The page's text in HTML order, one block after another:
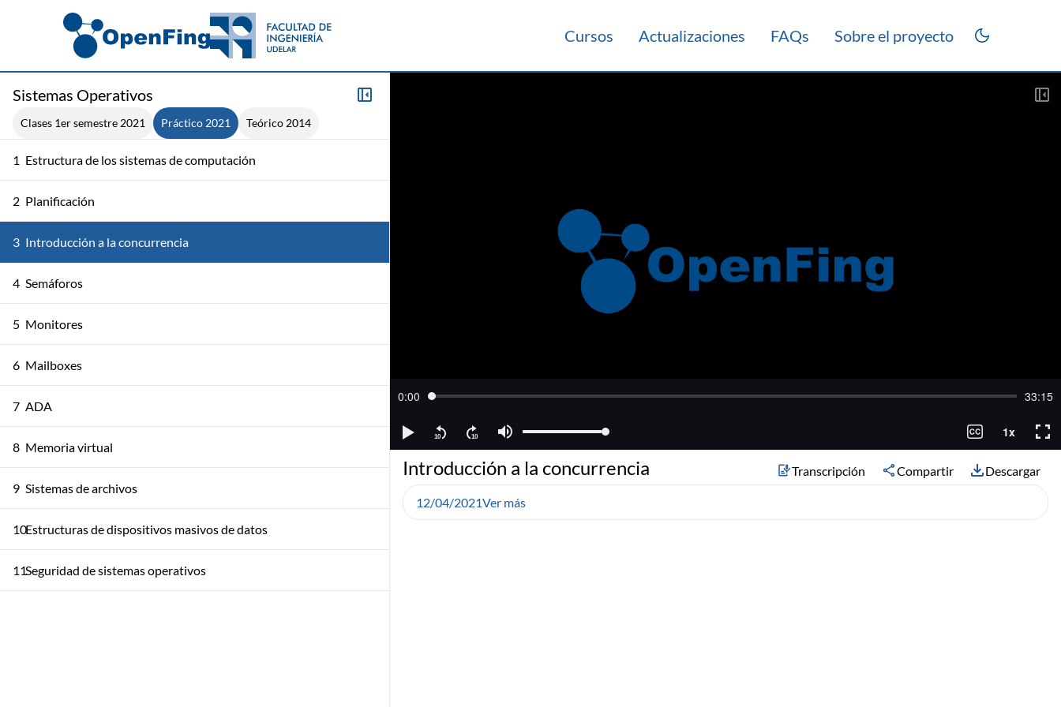
Cursos Actualizaciones FAQs Sobre el proyecto
Sistemas Operativos
Clases 1er semestre 2021 Práctico 2021 Teórico 2014
1 Estructura de los sistemas de computación
2 Planificación
3 Introducción a la concurrencia
4 Semáforos
5 Monitores
6 Mailboxes
7 ADA
8 Memoria virtual
9 Sistemas de archivos
10Estructuras de dispositivos masivos de datos
11Seguridad de sistemas operativos
Introducción a la concurrencia Transcripción Compartir Descargar
12/04/2021Ver más